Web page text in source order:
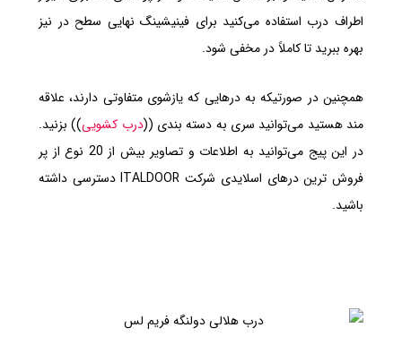
اطراف درب استفاده می‌کنید برای فینیشینگ نهایی سطح در نیز
بهره ببرید تا کاملاً در مخفی شود.
همچنین در صورتیکه به درهایی که یازشوی متفاوتی دارند، علاقه
مند هستید می‌توانید سری به دسته بندی ((درب‌ کشویی)) بزنید.
در این پیج می‌توانید به اطلاعات و تصاویر بیش از 20 نوع از پر
فروش ترین درهای اسلایدی شرکت ITALDOOR دسترسی داشته
باشید.